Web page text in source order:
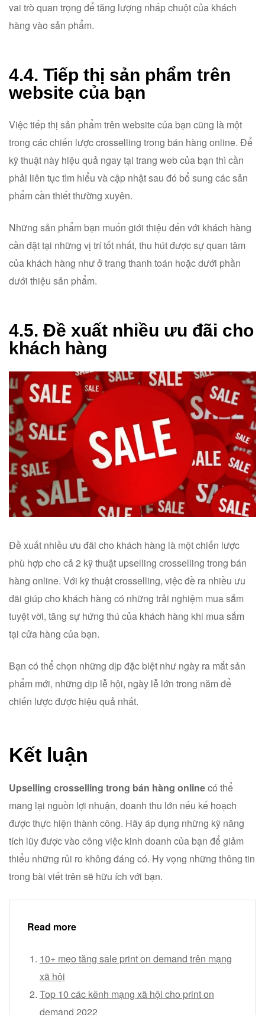
vai trò quan trọng để tăng lượng nhấp chuột của khách
hàng vào sản phẩm.
4.4. Tiếp thị sản phẩm trên
website của bạn
Việc tiếp thị sản phẩm trên website của bạn cũng là một
trong các chiến lược crosselling trong bán hàng online. Để
kỹ thuật này hiệu quả ngay tại trang web của bạn thì cần
phải liên tục tìm hiểu và cập nhật sau đó bổ sung các sản
phẩm cần thiết thường xuyên.
Những sản phẩm bạn muốn giới thiệu đến với khách hàng
cần đặt tại những vị trí tốt nhất, thu hút được sự quan tâm
của khách hàng như ở trang thanh toán hoặc dưới phần
dưới thiệu sản phẩm.
4.5. Đề xuất nhiều ưu đãi cho
khách hàng
Đề xuất nhiều ưu đãi cho khách hàng là một chiến lược
phù hợp cho cả 2 kỹ thuật upselling crosselling trong bán
hàng online. Với kỹ thuật crosselling, việc đề ra nhiều ưu
đãi giúp cho khách hàng có những trải nghiệm mua sắm
tuyệt vời, tăng sự hứng thú của khách hàng khi mua sắm
tại cửa hàng của bạn.
Bạn có thể chọn những dịp đặc biệt như ngày ra mắt sản
phẩm mới, những dịp lễ hội, ngày lễ lớn trong năm để
chiến lược được hiệu quả nhất.
Kết luận
Upselling crosselling trong bán hàng onlinecó thể
mang lại nguồn lợi nhuận, doanh thu lớn nếu kế hoạch
được thực hiện thành công. Hãy áp dụng những kỹ năng
tích lũy được vào công việc kinh doanh của bạn để giảm
thiểu những rủi ro không đáng có. Hy vọng những thông tin
trong bài viết trên sẽ hữu ích với bạn.
Read more
10+ mẹo tăng sale print on demand trên mạng
xã hội
Top 10 các kênh mạng xã hội cho print on
demand 2022